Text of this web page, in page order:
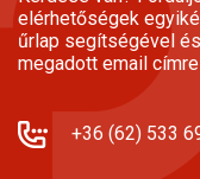
elérhetőségek
űrlap segítségével
megadott email
+36 (62) 533